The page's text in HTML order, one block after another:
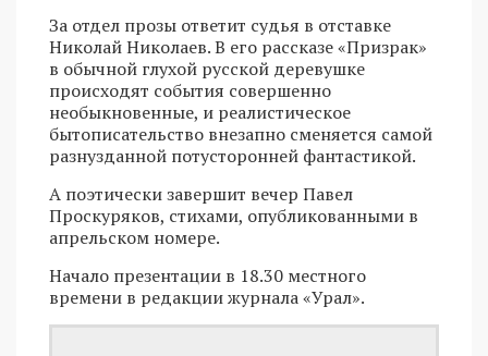
За отдел прозы ответит судья в отставке
Николай Николаев. В его рассказе «Призрак»
в обычной глухой русской деревушке
происходят события совершенно
необыкновенные, и реалистическое
бытописательство внезапно сменяется самой
разнузданной потусторонней фантастикой.
А поэтически завершит вечер Павел
Проскуряков, стихами, опубликованными в
апрельском номере.
Начало презентации в 18.30 местного
времени в редакции журнала «Урал».